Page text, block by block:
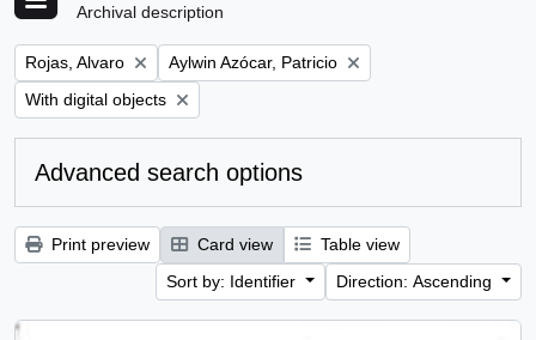
Archival description
Remove filter:
Rojas, Alvaro Remove filter:
Aylwin Azócar, Patricio
Remove filter:
With digital objects
Advanced search options
Print preview Card view
Table view
Sort by: Identifier
Direction: Ascending